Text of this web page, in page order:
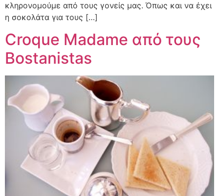
κληρονομούμε από τους γονείς μας. Όπως και να έχει
η σοκολάτα για τους […]
Croque Madame από τους
Bostanistas